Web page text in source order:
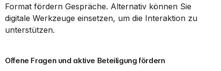
Format fördern Gespräche. Alternativ können Sie
digitale Werkzeuge einsetzen, um die Interaktion zu
unterstützen.
Offene Fragen und aktive Beteiligung fördern